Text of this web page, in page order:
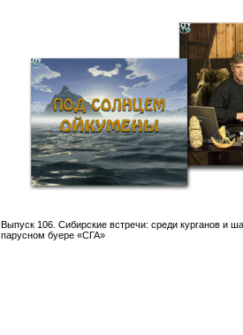
Выпуск 106. Сибирские встречи: среди курганов и
парусном буере «СГА»